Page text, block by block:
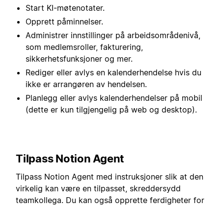
Start KI-møtenotater.
Opprett påminnelser.
Administrer innstillinger på arbeidsområdenivå,
som medlemsroller, fakturering,
sikkerhetsfunksjoner og mer.
Rediger eller avlys en kalenderhendelse hvis du
ikke er arrangøren av hendelsen.
Planlegg eller avlys kalenderhendelser på mobil
(dette er kun tilgjengelig på web og desktop).
Tilpass Notion Agent
Tilpass Notion Agent med instruksjoner slik at den
virkelig kan være en tilpasset, skreddersydd
teamkollega. Du kan også opprette ferdigheter for